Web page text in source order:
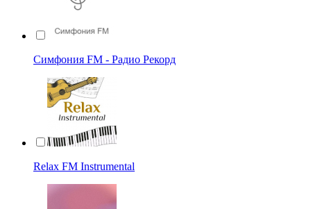
Симфония FM - Радио Рекорд
Relax FM Instrumental